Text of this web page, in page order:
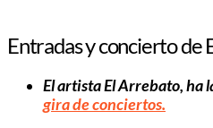
Entradas y concierto de
El artista El Arrebato, ha
gira de conciertos.